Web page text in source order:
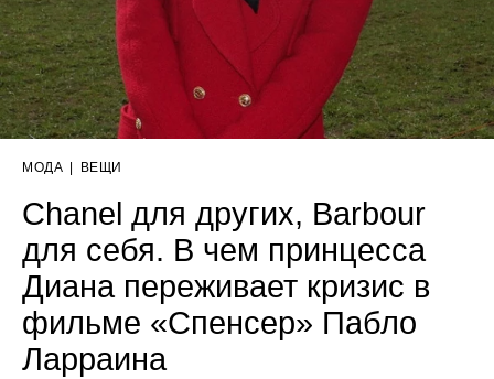
МОДА ВЕЩИ
Chanel для других, Barbour
для себя. В чем принцесса
Диана переживает кризис в
фильме «Спенсер» Пабло
Ларраина